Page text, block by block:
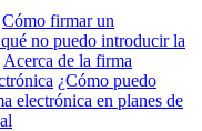
Cómo firmar un
no puedo introducir la
Acerca de la firma
¿Cómo puedo
electrónica en planes de